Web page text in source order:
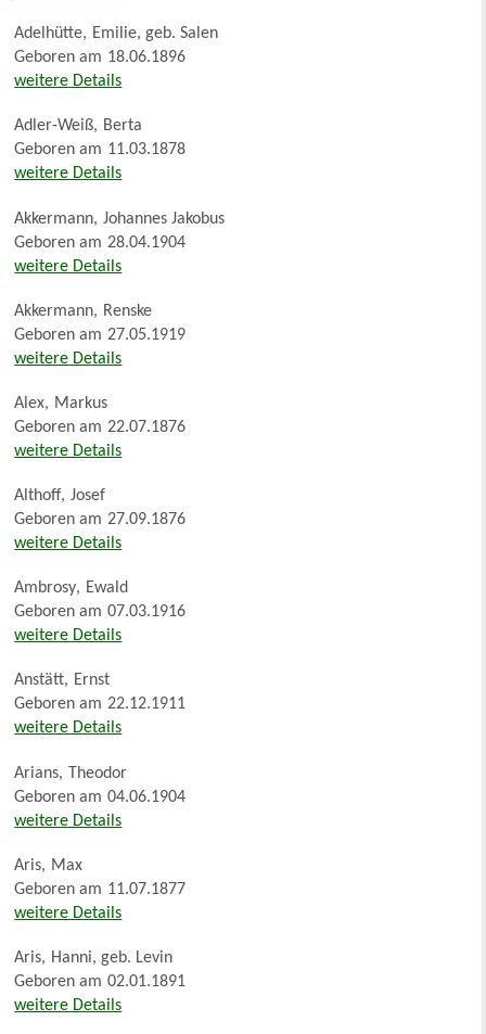
Adelhütte, Emilie, geb. Salen
Geboren am 18.06.1896
weitere Details
Adler-Weiß, Berta
Geboren am 11.03.1878
weitere Details
Akkermann, Johannes Jakobus
Geboren am 28.04.1904
weitere Details
Akkermann, Renske
Geboren am 27.05.1919
weitere Details
Alex, Markus
Geboren am 22.07.1876
weitere Details
Althoff, Josef
Geboren am 27.09.1876
weitere Details
Ambrosy, Ewald
Geboren am 07.03.1916
weitere Details
Anstätt, Ernst
Geboren am 22.12.1911
weitere Details
Arians,
Theodor
Geboren am 04.06.1904
weitere Details
Aris, Max
Geboren am 11.07.1877
weitere Details
Aris, Hanni, geb. Levin
Geboren am 02.01.1891
weitere Details